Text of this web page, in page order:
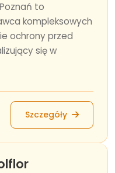
to
kompleksowych
ochrony przed
się w
Szczegóły